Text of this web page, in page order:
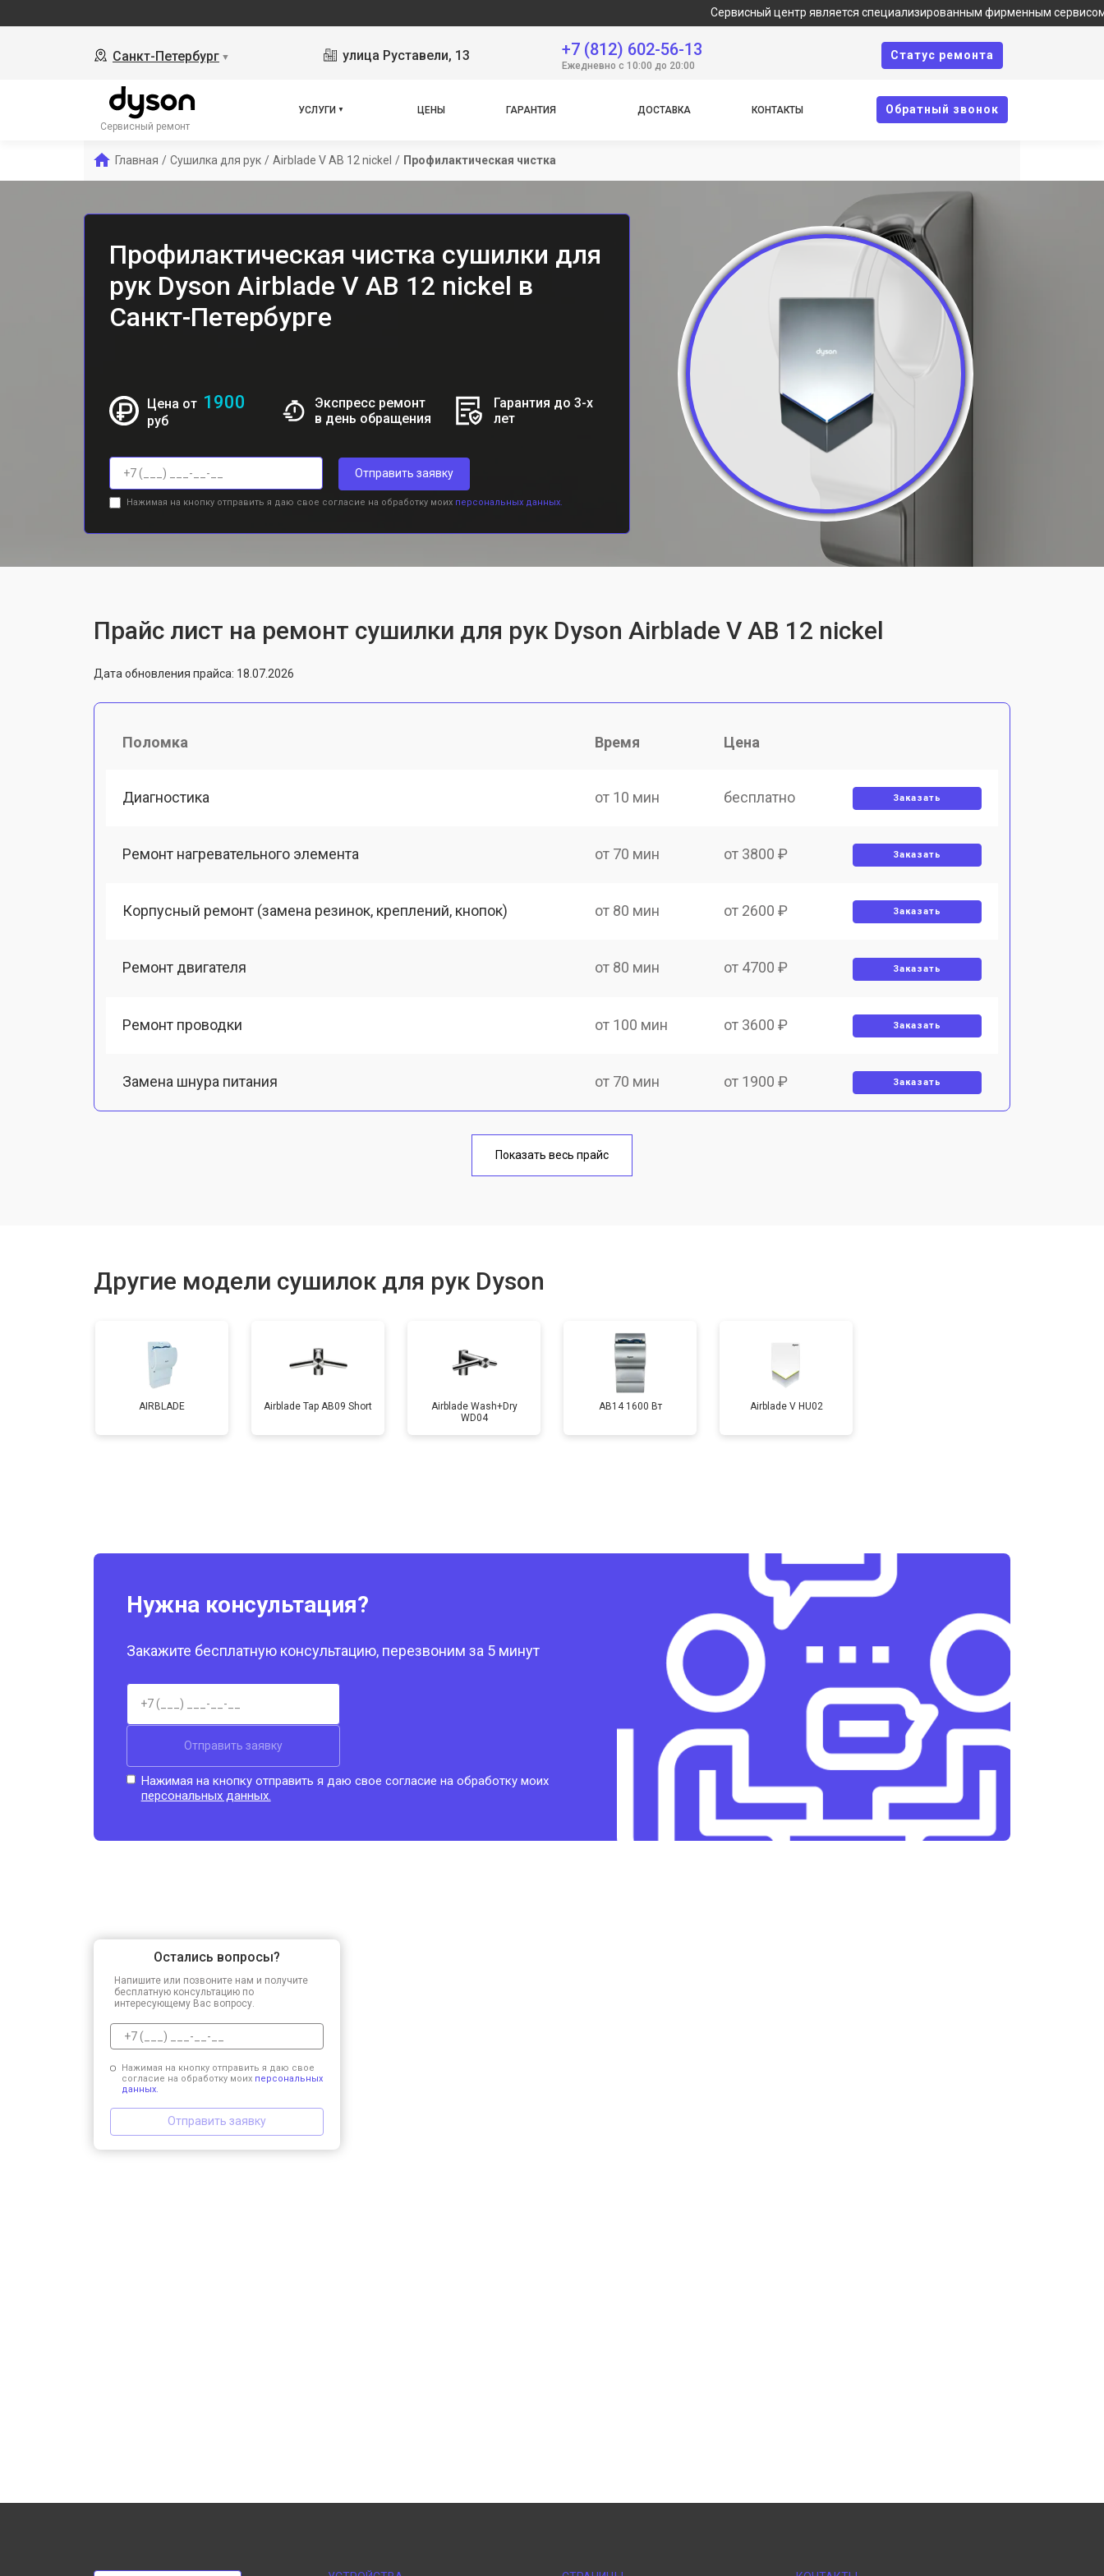
Сервисный центр является специализированным фирменным сервисом по
Санкт-Петербург ▼ улица Руставели, 13 +7 (812) 602-56-13
Ежедневно с 10:00 до 20:00
Cтатус ремонта
Сервисный ремонт
УСЛУГИ ЦЕНЫ ГАРАНТИЯ ДОСТАВКА КОНТАКТЫ Oбратный звонок
Главная / Сушилка для рук / Airblade V AB 12 nickel / Профилактическая чистка
Профилактическая чистка сушилки для
рук Dyson Airblade V AB 12 nickel в
Санкт-Петербурге
Цена от 1900
руб
Экспресс ремонт
в день обращения
Гарантия до 3-х
лет
Отправить заявку
Нажимая на кнопку отправить я даю свое согласие на обработку моих персональных данных.
Прайс лист на ремонт сушилки для рук Dyson Airblade V AB 12 nickel
Дата обновления прайса: 18.07.2026
Поломка Время Цена
Диагностика от 10 мин бесплатно Заказать
Ремонт нагревательного элемента от 70 мин от 3800 ₽ Заказать
Корпусный ремонт (замена резинок, креплений, кнопок) от 80 мин от 2600 ₽ Заказать
Ремонт двигателя от 80 мин от 4700 ₽ Заказать
Ремонт проводки от 100 мин от 3600 ₽ Заказать
Замена шнура питания от 70 мин от 1900 ₽ Заказать
от 60 мин
Показать весь прайс
Другие модели сушилок для рук Dyson
AIRBLADE Airblade Tap AB09 Short
Airblade Wash+Dry
WD04
AB14 1600 Вт Airblade V HU02
Нужна консультация?
Закажите бесплатную консультацию, перезвоним за 5 минут
Отправить заявку
Нажимая на кнопку отправить я даю свое согласие на обработку моих
персональных данных.
Остались вопросы?
Напишите или позвоните нам и получите
бесплатную консультацию по
интересующему Вас вопросу.
Нажимая на кнопку отправить я даю свое
согласие на обработку моих персональных
данных.
Отправить заявку